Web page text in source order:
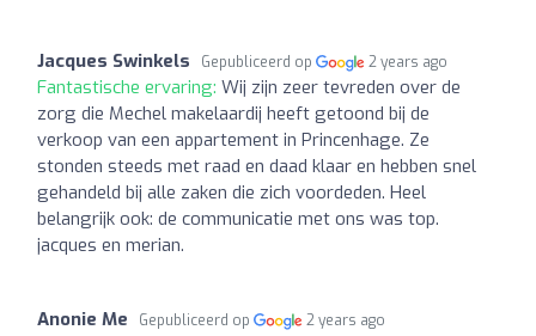
Jacques Swinkels Gepubliceerd op 2 years ago
Fantastische ervaring: Wij zijn zeer tevreden over de
zorg die Mechel makelaardij heeft getoond bij de
verkoop van een appartement in Princenhage. Ze
stonden steeds met raad en daad klaar en hebben snel
gehandeld bij alle zaken die zich voordeden. Heel
belangrijk ook: de communicatie met ons was top.
jacques en merian.
Anonie Me Gepubliceerd op 2 years ago